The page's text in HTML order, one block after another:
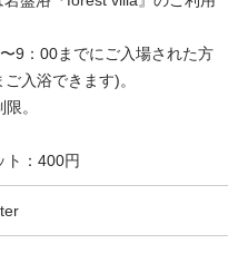
9：00までにご入場された方
入浴できます)。
。
ト：400円